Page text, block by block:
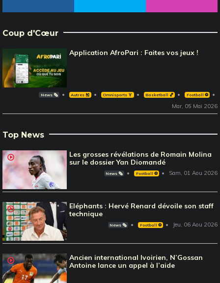
Coup d'Cœur
Application AfroPari : Faites vos jeux !
News 🗞️ Autres 🎽 Omnisports 🏅 Basketball 🏀 Football ⚽️
Mar, 05 Mai 2026
Top News
Les grosses révélations de Romain Molina
sur le dossier Yan Diomandé
News 🗞️ Football ⚽️ Sam, 01 Aou 2026
Eléphants : Hervé Renard dévoile son staff
technique
News 🗞️ Football ⚽️ Jeu, 06 Aou 2026
Ancien international Ivoirien, N’Gossan
Antoine lance un appel à l’aide